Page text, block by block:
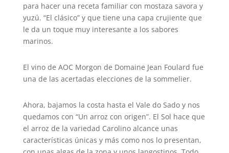
para hacer una receta familiar con mostaza savora y
yuzú. “El clásico” y que tiene una capa crujiente que
le da un toque muy interesante a los sabores
marinos.
El vino de AOC Morgon de Domaine Jean Foulard fue
una de las acertadas elecciones de la sommelier.
Ahora, bajamos la costa hasta el Vale do Sado y nos
quedamos con “Un arroz con origen”. El Sol hace que
el arroz de la variedad Carolino alcance unas
características únicas y más como nos lo presentan,